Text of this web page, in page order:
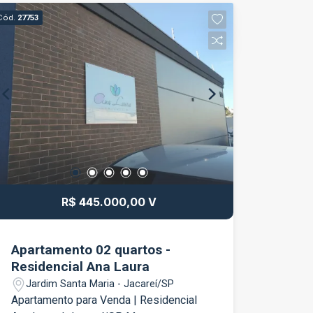
Ambiente prático e bem distribuído;
Excelente opção para quem busca
economia e comodidade. Situada em
um bairro com fácil acesso aos
principais comércios, serviços e vias
da cidade, proporcionando mais
praticidade para a rotina. Entre em
contato para mais informações e
agende sua visita.
27753
R$ 445.000,00 V
Apartamento 02 quartos -
Residencial Ana Laura
Jardim Santa Maria - Jacareí/SP
Apartamento para Venda | Residencial